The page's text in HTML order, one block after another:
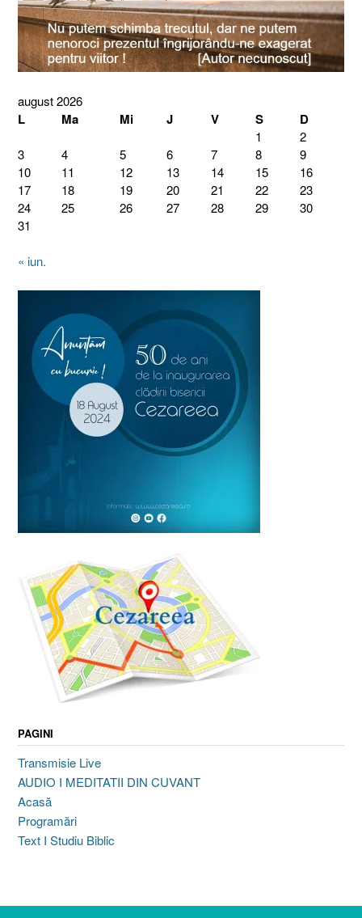
august 2026
L Ma Mi J V S D
1
2
3
4 5 6 7 8
9
10
11 12 13 14 15
16
17
18 19 20 21 22
23
24
25 26 27 28 29
30
31
« iun.
PAGINI
Transmisie Live
AUDIO I MEDITATII DIN CUVANT
Acasă
Programări
Text I Studiu Biblic